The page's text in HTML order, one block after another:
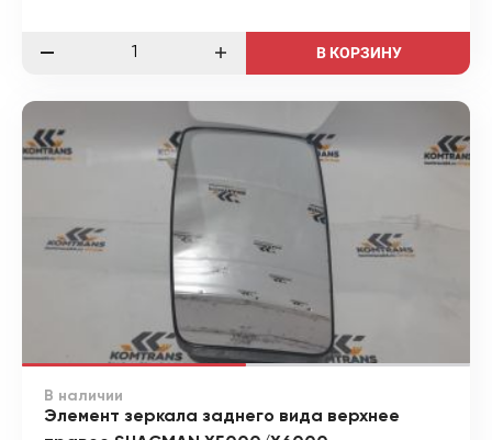
В КОРЗИНУ
В наличии
Элемент зеркала заднего вида верхнее